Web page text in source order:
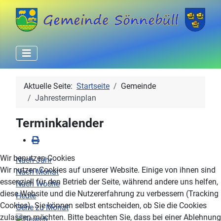
Aktuelle Seite: Startseite
Gemeinde
Jahresterminplan
Terminkalender
Nach Jahr
Nach Monat
Nach Woche
Heute
Gehe zu Monat
Wir benutzen Cookies
Wir nutzen Cookies auf unserer Website. Einige von ihnen sind
essenziell für den Betrieb der Seite, während andere uns helfen,
diese Website und die Nutzererfahrung zu verbessern (Tracking
Cookies). Sie können selbst entscheiden, ob Sie die Cookies
zulassen möchten. Bitte beachten Sie, dass bei einer Ablehnung